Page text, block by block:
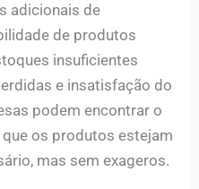
adicionais de
de produtos
insuficientes
e insatisfação do
podem encontrar o
os produtos estejam
mas sem exageros.